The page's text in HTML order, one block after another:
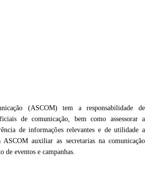
(ASCOM) tem a responsabilidade de
de comunicação, bem como assessorar a
de informações relevantes e de utilidade a
auxiliar as secretarias na comunicação
de eventos e campanhas.